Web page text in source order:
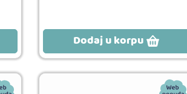
Dodaj u korpu